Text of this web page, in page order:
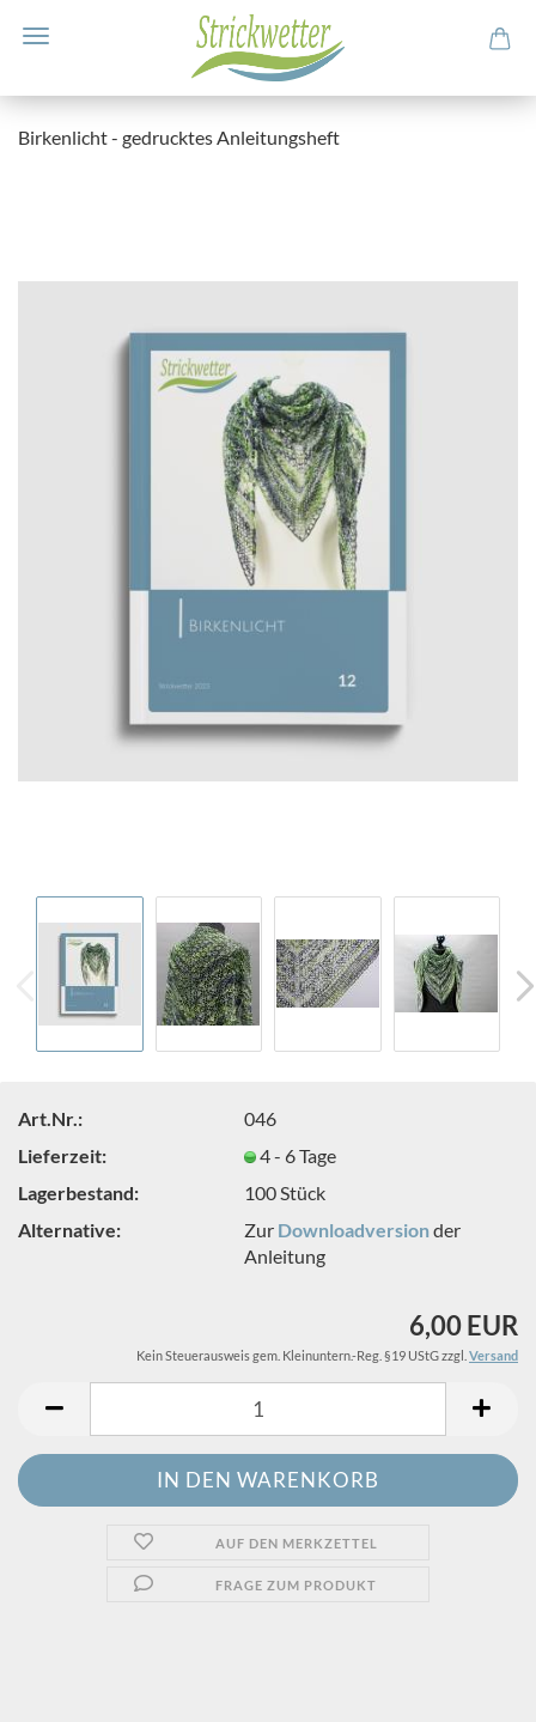
Birkenlicht - gedrucktes Anleitungsheft
Art.Nr.:
046
Lieferzeit:
4 - 6 Tage
Lagerbestand:
100 Stück
Alternative:
Zur Downloadversionder
Anleitung
6,00 EUR
Kein Steuerausweis gem. Kleinuntern.-Reg. §19 UStG zzgl. Versand
AUF DEN MERKZETTEL
FRAGE ZUM PRODUKT